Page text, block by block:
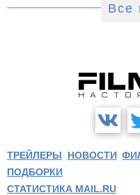
Все
ТРЕЙЛЕРЫ НОВОСТИ
ПОДБОРКИ
СТАТИСТИКА MAIL.RU